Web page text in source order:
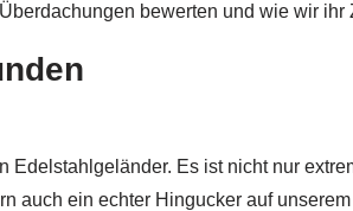
bewerten und wie wir
Edelstahlgeländer. Es ist nicht nur
auch ein echter Hingucker auf unserem